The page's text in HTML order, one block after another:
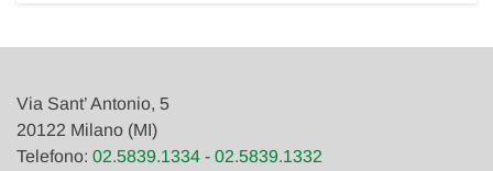
Via Sant’ Antonio, 5
20122 Milano (MI)
Telefono: 02.5839.1334 - 02.5839.1332